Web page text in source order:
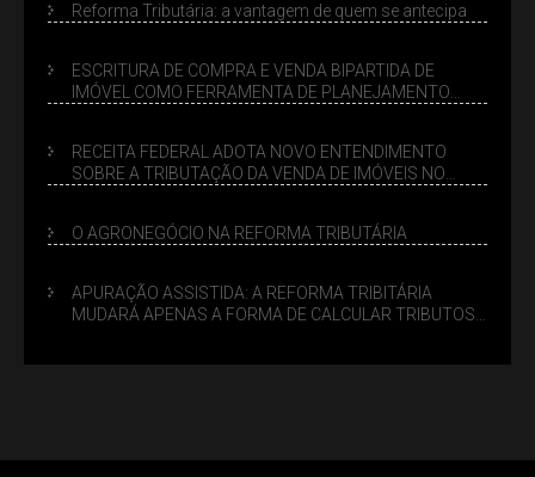
Reforma Tributária: a vantagem de quem se antecipa
ESCRITURA DE COMPRA E VENDA BIPARTIDA DE
IMÓVEL COMO FERRAMENTA DE PLANEJAMENTO
RECEITA FEDERAL ADOTA NOVO ENTENDIMENTO
SOBRE A TRIBUTAÇÃO DA VENDA DE IMÓVEIS NO
O AGRONEGÓCIO NA REFORMA TRIBUTÁRIA
APURAÇÃO ASSISTIDA: A REFORMA TRIBITÁRIA
MUDARÁ APENAS A FORMA DE CALCULAR TRIBUTOS